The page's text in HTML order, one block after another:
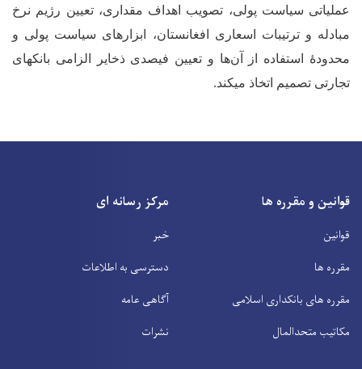
عملیاتی سیاست پولی، تصویب اهداف مقداری، تعیین رژیم نرخ
مبادله و ترتیبات اسعاری افغانستان، ابزارهای سیاست پولی و
محدودۀ استفاده از آن‌ها و تعیین فیصدی ذخایر الزامی بانکهای
تجارتی تصمیم اتخاذ میکند.
قوانین و مقرره ها
قوانین
مقرره ها
مقرره های بانکداری اسلامی
مکاتیب متحدالمال
مرکز رسانه ای
خبر
دسترسی به اطلاعات
آگاهی عامه
نشرات